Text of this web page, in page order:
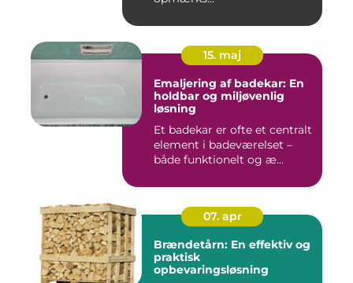
15. maj
Emaljering af badekar: En
holdbar og miljøvenlig
løsning
Et badekar er ofte et centralt
element i badeværelset –
både funktionelt og æ...
07. apr
Brændetårn: En effektiv og
praktisk
opbevaringsløsning